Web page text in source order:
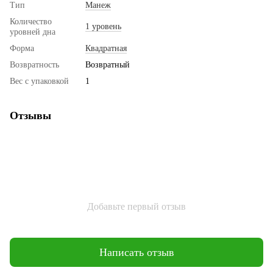
Тип
Манеж
Количество
уровней дна
1 уровень
Форма
Квадратная
Возвратность
Возвратный
Вес с упаковкой
1
Отзывы
Добавьте первый отзыв
Написать отзыв